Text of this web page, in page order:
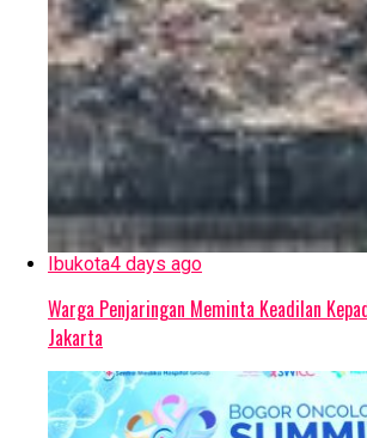
Ibukota4 days ago
Warga Penjaringan Meminta Keadilan
Jakarta